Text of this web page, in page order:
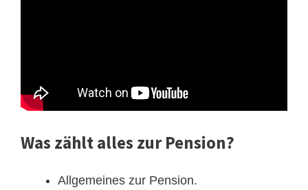
Was zählt alles zur Pension?
Allgemeines zur Pension.